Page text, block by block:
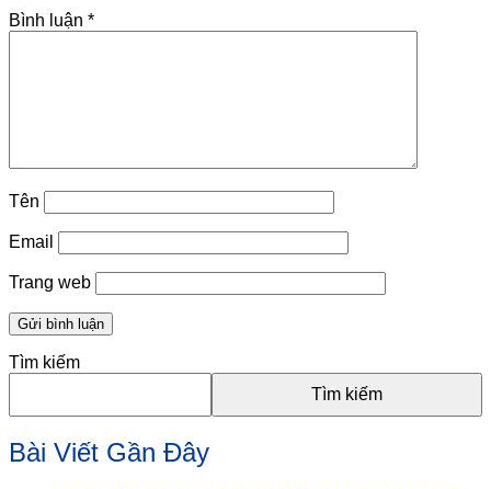
Bình luận *
Tên
Email
Trang web
Tìm kiếm
Tìm kiếm
Bài Viết Gần Đây